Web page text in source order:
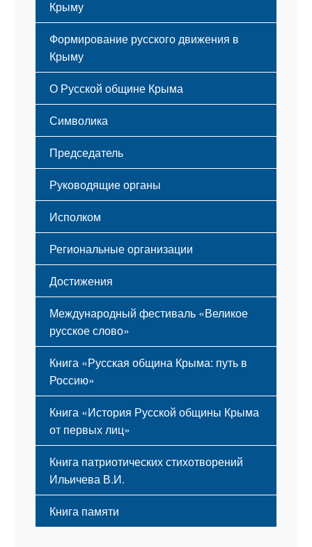
Крыму
Формирование русского движения в
Крыму
Русский Крым
О Русской общине Крыма
Этапы становления
Принципы деятельности
Структура
Мероприятия
Символика
Флаг
Герб
Гимн
Председатель
Руководящие органы
Исполком
Региональные организации
Достижения
Международный фестиваль «Великое
русское слово»
Книга «Русская община Крыма: путь в
Россию»
Книга «История Русской общины Крыма
от первых лиц»
Книга патриотических стихотворений
Ильичева В.И.
Книга памяти